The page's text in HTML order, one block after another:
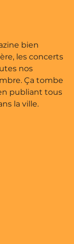
•
bien
les concerts
nos
Ça tombe
publiant tous
la ville.